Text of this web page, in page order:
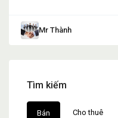
Mr Thành
Tìm kiếm
Bán Cho thuê